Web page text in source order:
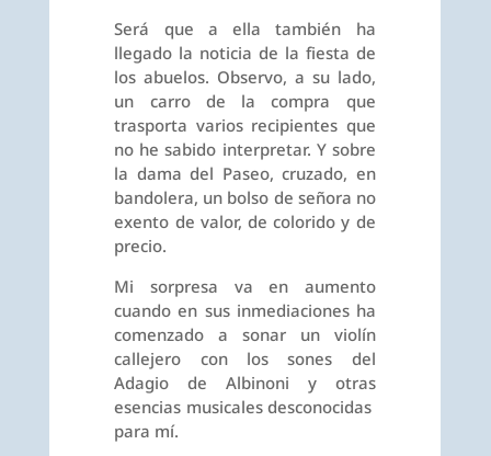
Será que a ella también ha
llegado la noticia de la fiesta de
los abuelos. Observo, a su lado,
un carro de la compra que
trasporta varios recipientes que
no he sabido interpretar. Y sobre
la dama del Paseo, cruzado, en
bandolera, un bolso de señora no
exento de valor, de colorido y de
precio.
Mi sorpresa va en aumento
cuando en sus inmediaciones ha
comenzado a sonar un violín
callejero con los sones del
Adagio de Albinoni y otras
esencias musicales desconocidas
para mí.